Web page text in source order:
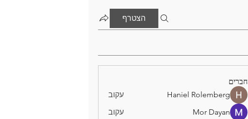
הצטרף
חברים
Haniel Rolemberg
עקוב
Mor Dayan
עקוב